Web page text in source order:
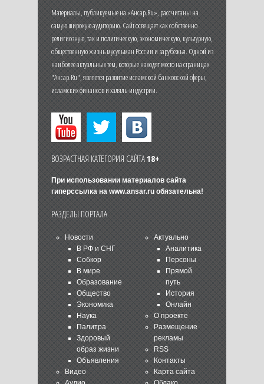
Материалы, публикуемые на «Ансар.Ru», рассчитаны на
самую широкую аудиторию. Сайт освещает как собственно
религиозную, так и политическую, экономическую, культурную,
общественную жизнь мусульман России и зарубежья. Одной из
наиболее актуальных тем, которые находят место на страницах
"Ансар.Ru", является развитие исламской банковской сферы,
исламских финансов и халяль-индустрии.
ВОЗРАСТНАЯ КАТЕГОРИЯ САЙТА18+
При использовании материалов сайта
гиперссылка на www.ansar.ruобязательна!
РАЗДЕЛЫ ПОРТАЛА
Новости
В РФ и СНГ
Собкор
В мире
Образование
Общество
Экономика
Наука
Палитра
Здоровый
образ жизни
Объявления
Видео
Актуально
Аналитика
Персоны
Прямой
путь
История
Онлайн
О проекте
Размещение
рекламы
RSS
Контакты
Карта сайта